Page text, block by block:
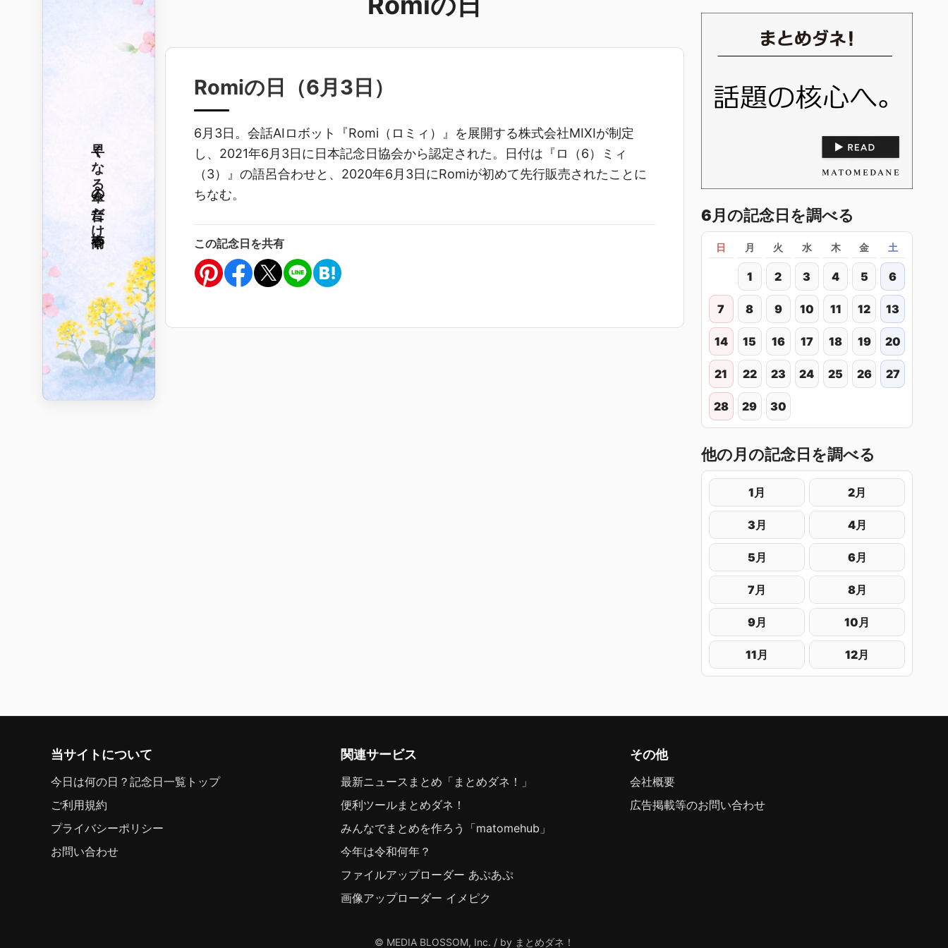
Romiの日（6月3日 ）
6月3日。会話AIロボット『Romi（ロミィ）』を展開する株式会社MIXIが制定
し、2021年6月3日に日本記念日協会から認定された。日付は『ロ（6）ミィ
（3）』の語呂合わせと、2020年6月3日にRomiが初めて先行販売されたことに
ちなむ。
この記念日を共有
6月の記念日を調べる
日 月 火 水 木 金 土
1 2 3 4 5 6
7 8 9 10 11 12 13
14 15 16 17 18 19 20
21 22 23 24 25 26 27
28 29 30
他の月の記念日を調べる
1月 2月
3月 4月
5月 6月
7月 8月
9月 10月
11月 12月
春雨や
傘の音だけ
早くなる
当サイトについて
今日は何の日？記念日一覧トップ
ご利用規約
プライバシーポリシー
お問い合わせ
関連サービス
最新ニュースまとめ「まとめダネ！」
便利ツールまとめダネ！
みんなでまとめを作ろう「matomehub」
今年は令和何年？
ファイルアップローダー あぷあぷ
画像アップローダー イメピク
その他
会社概要
広告掲載等のお問い合わせ
© MEDIA BLOSSOM, Inc. / by まとめダネ！